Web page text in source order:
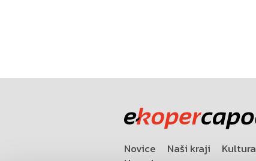
Novice Naši kraji Kultura